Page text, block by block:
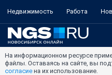
Недвижимость Работа
На информационном ресурсе
файлы. Оставаясь на сайте, вы
согласие на их использование.